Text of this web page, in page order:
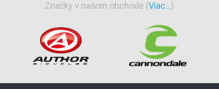
Značky v našom obchode (Viac...)